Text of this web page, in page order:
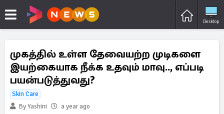
Desktop
முகத்தில் உள்ள தேவையற்ற முடிகளை
இயற்கையாக நீக்க உதவும் மாவு.., எப்படி
பயன்படுத்துவது?
Skin Care
By Yashini
a year ago